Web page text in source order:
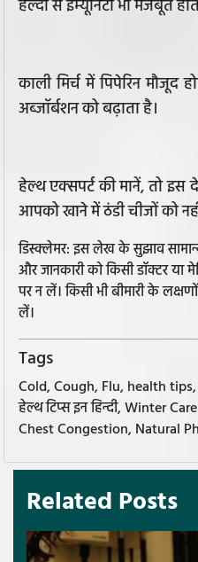
हल्दी से इम्यूनिटी भी मजबूत
काली मिर्च में पिपेरिन मौजूद
अब्जॉर्बशन को बढ़ाता है।
हेल्थ एक्सपर्ट की मानें, तो
आपको खाने में ठंडी चीजों को
डिस्क्लेमर: इस लेख के सुझाव
और जानकारी को किसी डॉक्टर
पर न लें। किसी भी बीमारी के
लें।
Tags
Cold, Cough, Flu, health
हेल्थ टिप्स इन हिन्दी, Winter
Chest Congestion, Natural
Related Posts